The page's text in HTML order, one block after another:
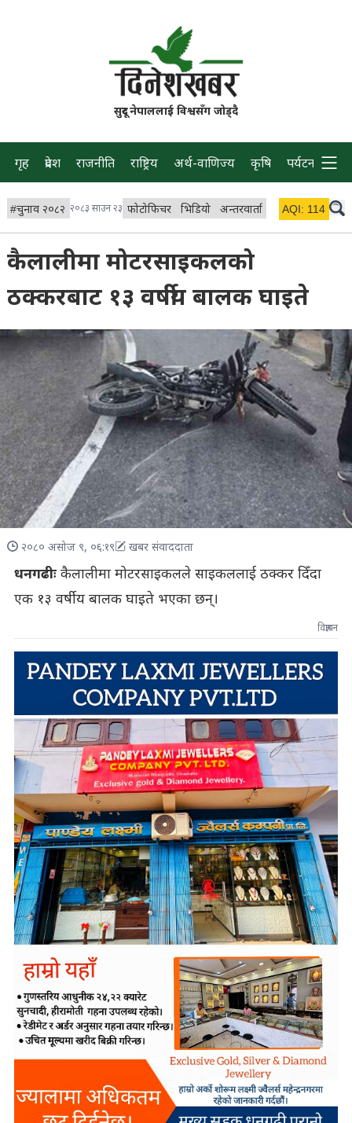
सुदूर नेपाललाई विश्वसँग जोड्दै
गृह प्रदेश राजनीति राष्ट्रिय अर्थ-वाणिज्य कृषि पर्यटन प्रवास
#चुनाव २०८२ २०८३ साउन २३ फोटोफिचर भिडियो अन्तरवार्ता विचार/ब्लग
AQI: 114
कैलालीमा मोटरसाइकलको
ठक्करबाट १३ वर्षीय बालक घाइते
२०८० असोज ९, ०६:१९ खबर संवाददाता
धनगढीःकैलालीमा मोटरसाइकलले साइकललाई ठक्कर दिँदा
एक १३ वर्षीय बालक घाइते भएका छन्।
विज्ञापन